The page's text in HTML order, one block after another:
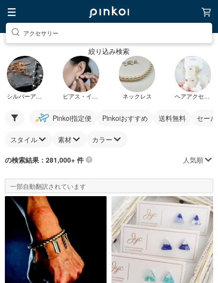
アクセサリー
絞り込み検索
シルバーアクセサリー ピアス・イヤリング ネックレス ヘアアクセサリー
Pinkoi指定便 Pinkoiおすすめ 送料無料 セー
スタイル 素材 カラー
の検索結果：281,000+ 件 人気順
一部自動翻訳されています